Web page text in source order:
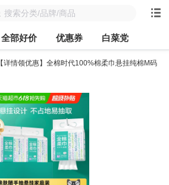
全部好价 优惠券 白菜党
【详情领优惠】全棉时代100%棉柔巾悬挂纯棉M码